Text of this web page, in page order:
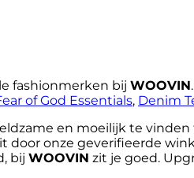
fashionmerken bij WOOVIN
of God Essentials, Denim
en moeilijk te
onze geverifieerde
bij WOOVIN zit je goed.